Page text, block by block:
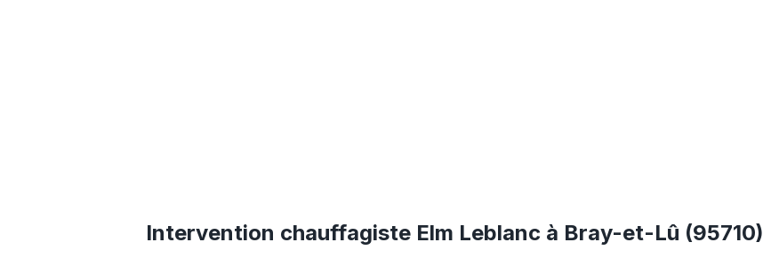
Intervention chauffagiste Elm Leblanc à Bray-et-Lû (95710)